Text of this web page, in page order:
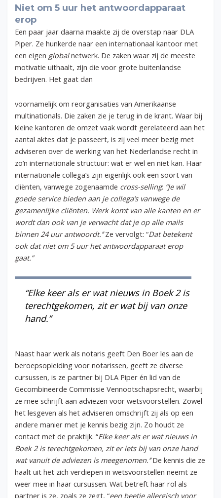
Niet om 5 uur het antwoordapparaat
erop
Een paar jaar daarna maakte zij de overstap naar DLA
Piper. Ze hunkerde naar een internationaal kantoor met
een eigen globalnetwerk. De zaken waar zij de meeste
motivatie uithaalt, zijn die voor grote buitenlandse
bedrijven. Het gaat dan
voornamelijk om reorganisaties van Amerikaanse
multinationals. Die zaken zie je terug in de krant. Waar bij
kleine kantoren de omzet vaak wordt gerelateerd aan het
aantal aktes dat je passeert, is zij veel meer bezig met
adviseren over de werking van het Nederlandse recht in
zo’n internationale structuur: wat er wel en niet kan. Haar
internationale collega’s zijn eigenlijk ook een soort van
cliënten, vanwege zogenaamde cross-selling: “Je wil
goede service bieden aan je collega’s vanwege de
gezamenlijke cliënten. Werk komt van alle kanten en er
wordt dan ook van je verwacht dat je op alle mails
binnen 24 uur antwoordt.’’Ze vervolgt: “Dat betekent
ook dat niet om 5 uur het antwoordapparaat erop
gaat.”
“Elke keer als er wat nieuws in Boek 2 is
terechtgekomen, zit er wat bij van onze
hand.’’
Naast haar werk als notaris geeft Den Boer les aan de
beroepsopleiding voor notarissen, geeft ze diverse
cursussen, is ze partner bij DLA Piper én lid van de
Gecombineerde Commissie Vennootschapsrecht, waarbij
ze mee schrijft aan adviezen voor wetsvoorstellen. Zowel
het lesgeven als het adviseren omschrijft zij als op een
andere manier met je kennis bezig zijn. Zo houdt ze
contact met de praktijk. “Elke keer als er wat nieuws in
Boek 2 is terechtgekomen, zit er iets bij van onze hand
wat vanuit de adviezen is meegenomen.’’De kennis die ze
haalt uit het zich verdiepen in wetsvoorstellen neemt ze
weer mee in haar cursussen. Wat betreft haar rol als
partner is ze, zoals ze zegt, “een beetje allergisch voor